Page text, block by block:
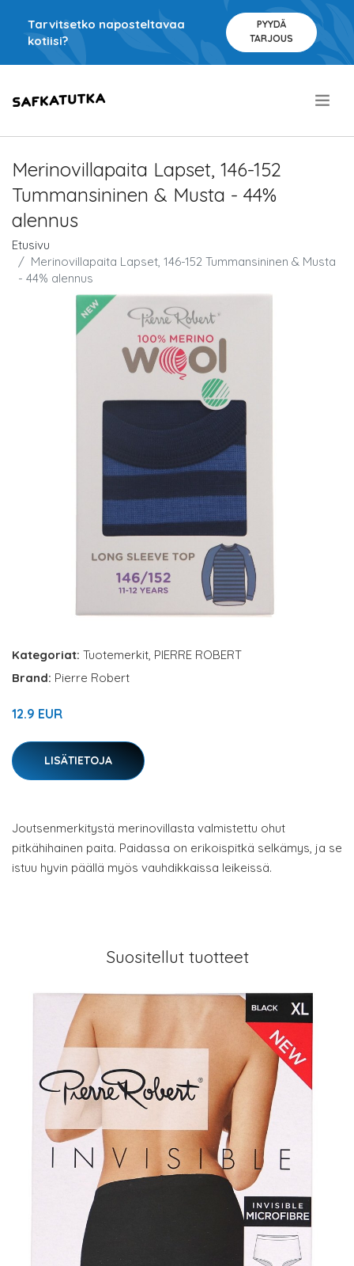
Tarvitsetko naposteltavaa
kotiisi?
PYYDÄ
TARJOUS
Merinovillapaita Lapset, 146-152
Tummansininen & Musta - 44%
alennus
Etusivu
Merinovillapaita Lapset, 146-152 Tummansininen & Musta
- 44% alennus
Kategoriat: Tuotemerkit, PIERRE ROBERT
Brand: Pierre Robert
12.9 EUR
LISÄTIETOJA
Joutsenmerkitystä merinovillasta valmistettu ohut
pitkähihainen paita. Paidassa on erikoispitkä selkämys, ja se
istuu hyvin päällä myös vauhdikkaissa leikeissä.
Suositellut tuotteet